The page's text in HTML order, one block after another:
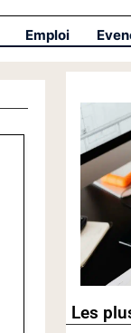
Emploi
Les